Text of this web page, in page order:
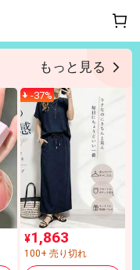
もっと見る
-37%
¥1,863
100+ 売り切れ
(4)